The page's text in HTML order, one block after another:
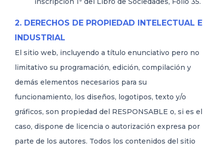
2. DERECHOS DE PROPIEDAD INTELECTUAL E
INDUSTRIAL
El sitio web, incluyendo a título enunciativo pero no
limitativo su programación, edición, compilación y
demás elementos necesarios para su
funcionamiento, los diseños, logotipos, texto y/o
gráficos, son propiedad del RESPONSABLE o, si es el
caso, dispone de licencia o autorización expresa por
parte de los autores. Todos los contenidos del sitio